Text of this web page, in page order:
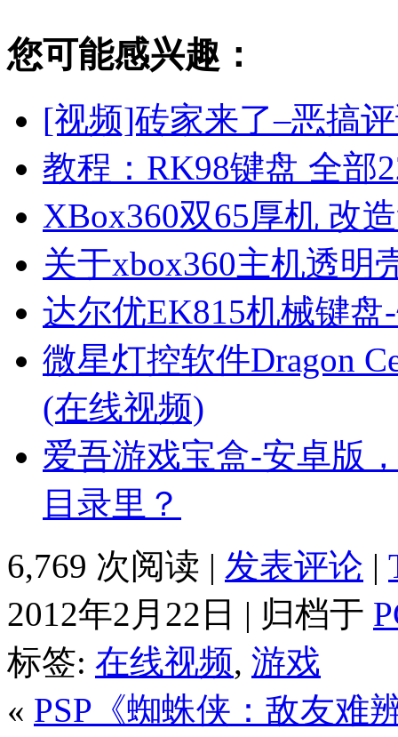
您可能感兴趣：
[视频]砖家来了–恶搞
教程：RK98键盘 全部
XBox360双65厚机 改
关于xbox360主机透明
达尔优EK815机械键
微星灯控软件Dragon
(在线视频)
爱吾游戏宝盒-安卓版
目录里？
6,769 次阅读 | 发表评论 |
2012年2月22日 | 归档于
标签: 在线视频, 游戏
« PSP《蜘蛛侠：敌友难